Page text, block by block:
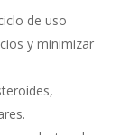
de uso
y minimizar